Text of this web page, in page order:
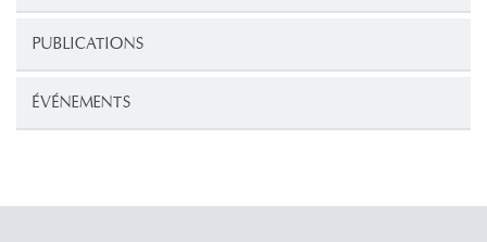
PUBLICATIONS
ÉVÉNEMENTS